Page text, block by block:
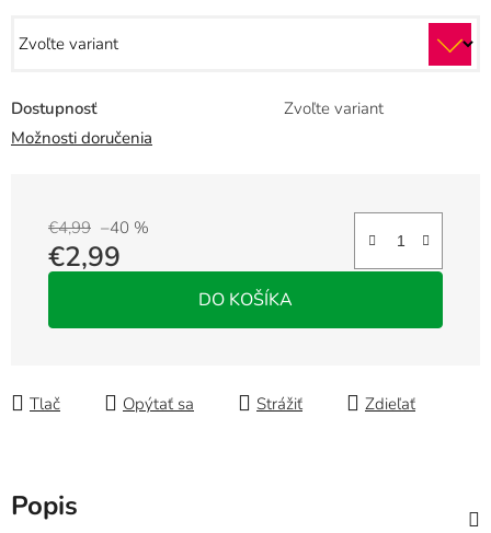
Dostupnosť
Zvoľte variant
Možnosti doručenia
€4,99 –40 %
€2,99
DO KOŠÍKA
Tlač Opýtať sa Strážiť Zdieľať
Popis